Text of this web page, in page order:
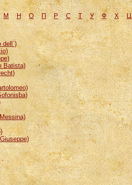
М H О П Р С Т У Ф Х Ц
dell`)
Batista)